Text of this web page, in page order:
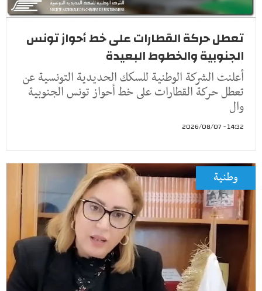
تعطل حركة القطارات على خط أحواز تونس
الجنوبية والخطوط البعيدة
أعلنت الشركة الوطنية للسكك الحديدية التونسية عن
تعطل حركة القطارات على خط أحواز تونس الجنوبية
وال
14:32 - 2026/08/07
وطنية